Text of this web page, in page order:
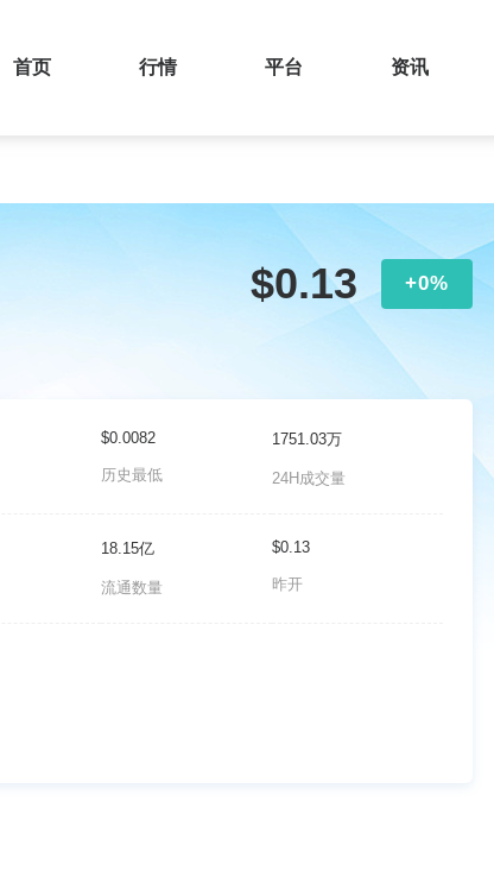
首页 行情 平台 资讯
$0.13 +0%
$0.0082
历史最低
1751.03万
24H成交量
18.15亿
流通数量
$0.13
昨开